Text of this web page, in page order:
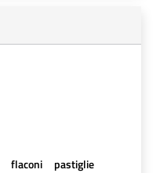
flaconi
pastiglie